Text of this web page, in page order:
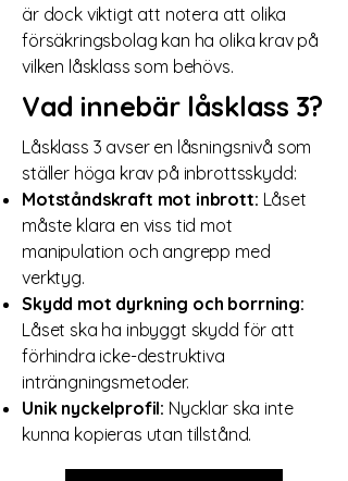
är dock viktigt att notera att olika
försäkringsbolag kan ha olika krav på
vilken låsklass som behövs.
Vad innebär låsklass 3?
Låsklass 3 avser en låsningsnivå som
ställer höga krav på inbrottsskydd:
Motståndskraft mot inbrott: Låset
måste klara en viss tid mot
manipulation och angrepp med
verktyg.
Skydd mot dyrkning och borrning:
Låset ska ha inbyggt skydd för att
förhindra icke-destruktiva
inträngningsmetoder.
Unik nyckelprofil: Nycklar ska inte
kunna kopieras utan tillstånd.